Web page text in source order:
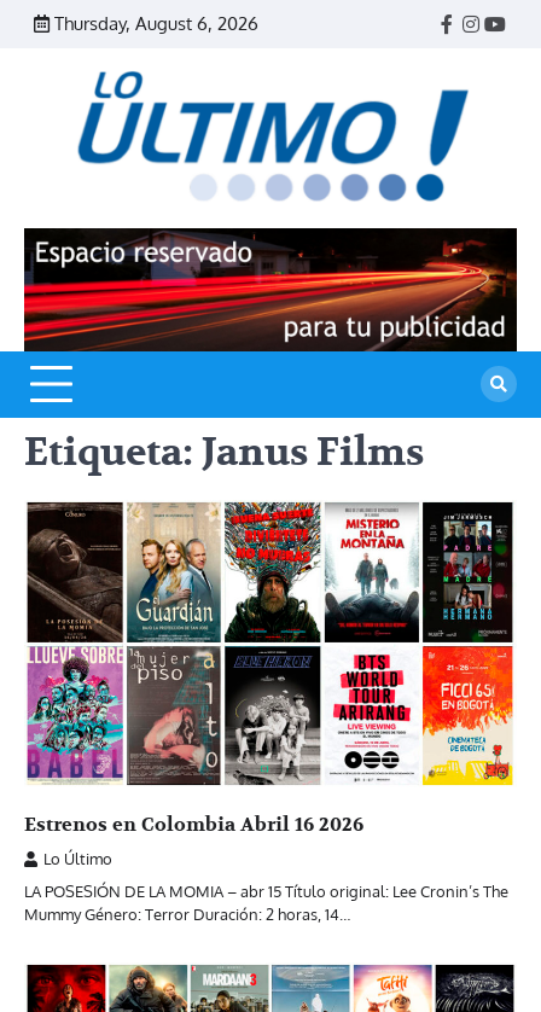
Skip
Thursday, August 6, 2026
Facebook
Etiqueta: Janus Films
Estrenos en Colombia Abril 16 2026
Lo Último
LA POSESIÓN DE LA MOMIA – abr 15 Título original: Lee Cronin’s The
Mummy Género: Terror Duración: 2 horas, 14…